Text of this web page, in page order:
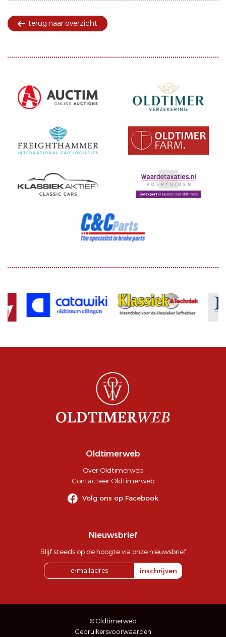
terug naar overzicht
Oldtimerweb
Over Oldtimerweb
Contacteer Oldtimerweb
Volg ons op Facebook
Nieuwsbrief
Blijf steeds op de hoogte via onze nieuwsbrief
inschrijven
© Oldtimerweb
Gebruikersvoorwaarden